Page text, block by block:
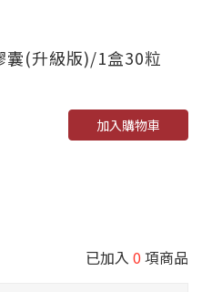
囊(升級版)/1盒30粒
加入購物車
已加入 0 項商品